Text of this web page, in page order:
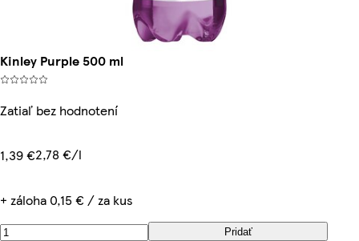
Kinley Purple 500 ml
Zatiaľ bez hodnotení
1,39 €2,78 €/l
+ záloha 0,15 € / za kus
Pridať